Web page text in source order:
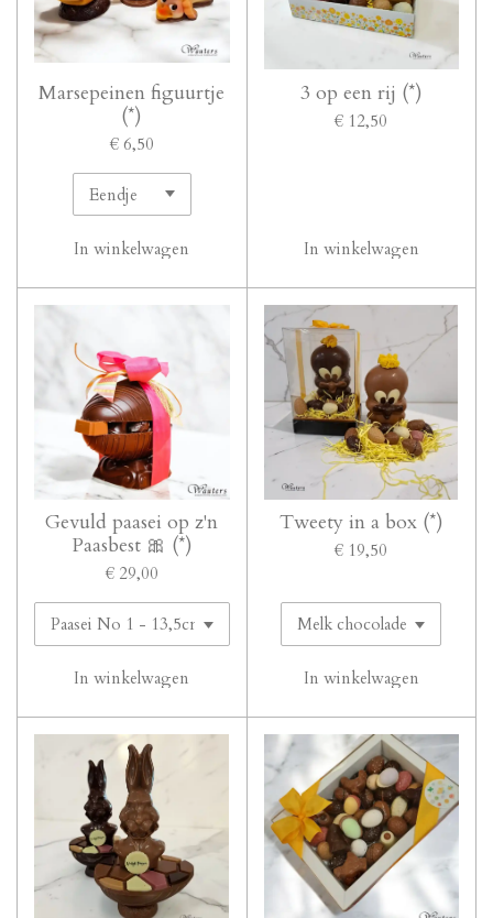
Marsepeinen figuurtje
(*)
€ 6,50
In winkelwagen
3 op een rij (*)
€ 12,50
In winkelwagen
Gevuld paasei op z'n
Paasbest 🎀 (*)
€ 29,00
In winkelwagen
Tweety in a box (*)
€ 19,50
In winkelwagen